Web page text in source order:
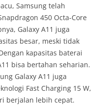
Samsung telah
450 Octa-Core
Galaxy A11 juga
besar, meski tidak
kapasitas baterai
bisa bertahan seharian.
Galaxy A11 juga
Fast Charging 15 W,
berjalan lebih cepat.